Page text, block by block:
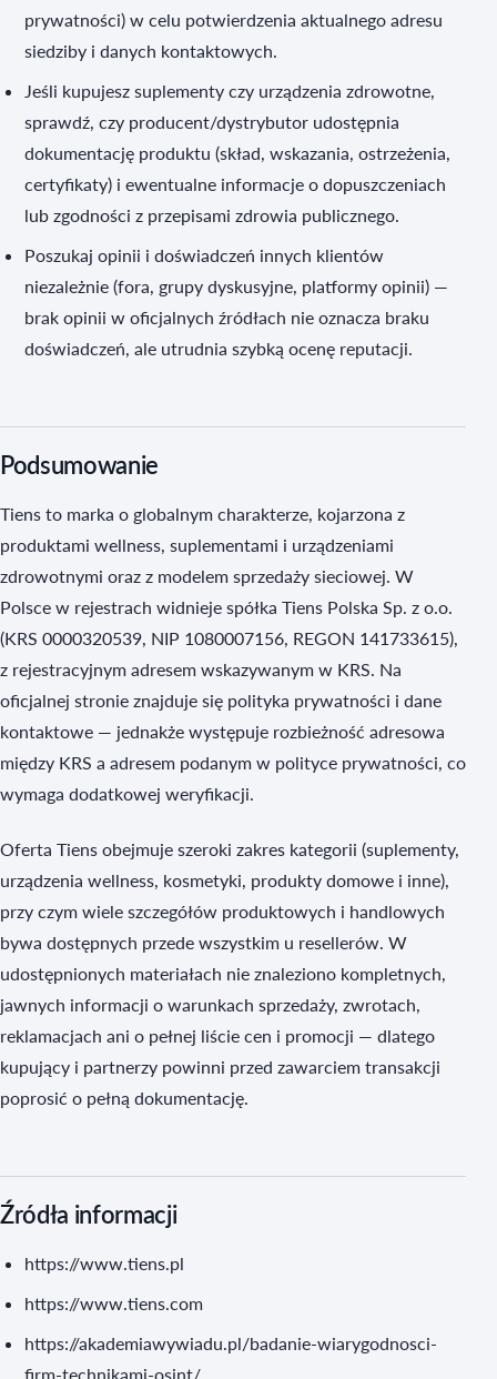
prywatności) w celu potwierdzenia aktualnego adresu
siedziby i danych kontaktowych.
Jeśli kupujesz suplementy czy urządzenia zdrowotne,
sprawdź, czy producent/dystrybutor udostępnia
dokumentację produktu (skład, wskazania, ostrzeżenia,
certyfikaty) i ewentualne informacje o dopuszczeniach
lub zgodności z przepisami zdrowia publicznego.
Poszukaj opinii i doświadczeń innych klientów
niezależnie (fora, grupy dyskusyjne, platformy opinii) —
brak opinii w oficjalnych źródłach nie oznacza braku
doświadczeń, ale utrudnia szybką ocenę reputacji.
Podsumowanie
Tiens to marka o globalnym charakterze, kojarzona z
produktami wellness, suplementami i urządzeniami
zdrowotnymi oraz z modelem sprzedaży sieciowej. W
Polsce w rejestrach widnieje spółka Tiens Polska Sp. z o.o.
(KRS 0000320539, NIP 1080007156, REGON 141733615),
z rejestracyjnym adresem wskazywanym w KRS. Na
oficjalnej stronie znajduje się polityka prywatności i dane
kontaktowe — jednakże występuje rozbieżność adresowa
między KRS a adresem podanym w polityce prywatności, co
wymaga dodatkowej weryfikacji.
Oferta Tiens obejmuje szeroki zakres kategorii (suplementy,
urządzenia wellness, kosmetyki, produkty domowe i inne),
przy czym wiele szczegółów produktowych i handlowych
bywa dostępnych przede wszystkim u resellerów. W
udostępnionych materiałach nie znaleziono kompletnych,
jawnych informacji o warunkach sprzedaży, zwrotach,
reklamacjach ani o pełnej liście cen i promocji — dlatego
kupujący i partnerzy powinni przed zawarciem transakcji
poprosić o pełną dokumentację.
Źródła informacji
https://www.tiens.pl
https://www.tiens.com
https://akademiawywiadu.pl/badanie-wiarygodnosci-
firm-technikami-osint/